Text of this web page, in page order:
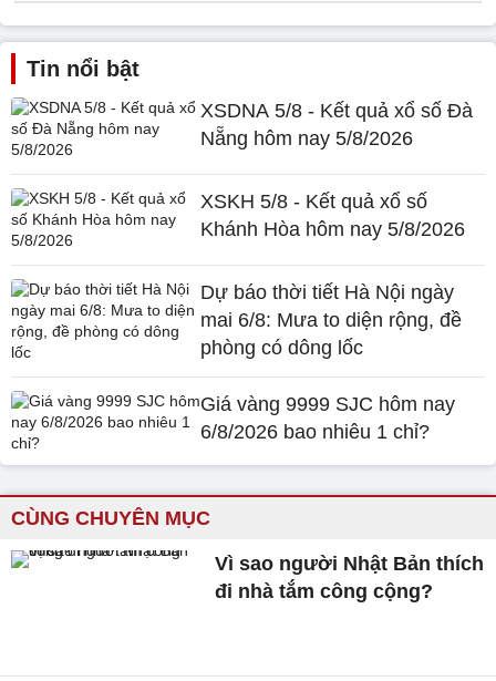
Tin nổi bật
XSDNA 5/8 - Kết quả xổ số Đà
Nẵng hôm nay 5/8/2026
XSKH 5/8 - Kết quả xổ số
Khánh Hòa hôm nay 5/8/2026
Dự báo thời tiết Hà Nội ngày
mai 6/8: Mưa to diện rộng, đề
phòng có dông lốc
Giá vàng 9999 SJC hôm nay
6/8/2026 bao nhiêu 1 chỉ?
CÙNG CHUYÊN MỤC
Vì sao người Nhật Bản thích
đi nhà tắm công cộng?